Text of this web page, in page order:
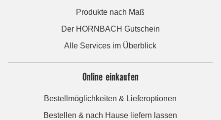
Produkte nach Maß
Der HORNBACH Gutschein
Alle Services im Überblick
Online einkaufen
Bestellmöglichkeiten & Lieferoptionen
Bestellen & nach Hause liefern lassen